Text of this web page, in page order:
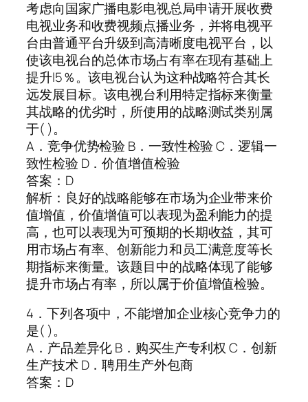
考虑向国家广播电影电视总局申请开展收费
电视业务和收费视频点播业务，并将电视平
台由普通平台升级到高清晰度电视平台，以
使该电视台的总体市场占有率在现有基础上
提升l5％。该电视台认为这种战略符合其长
远发展目标。该电视台利用特定指标来衡量
其战略的优劣时，所使用的战略测试类别属
于( )。
A．竞争优势检验 B．一致性检验 C．逻辑一
致性检验 D．价值增值检验
答案：D
解析：良好的战略能够在市场为企业带来价
值增值，价值增值可以表现为盈利能力的提
高，也可以表现为可预期的长期收益，其可
用市场占有率、创新能力和员工满意度等长
期指标来衡量。该题目中的战略体现了能够
提升市场占有率，所以属于价值增值检验。
4．下列各项中，不能增加企业核心竞争力的
是( )。
A．产品差异化 B．购买生产专利权 C．创新
生产技术 D．聘用生产外包商
答案：D